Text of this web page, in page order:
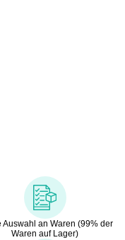
Auswahl an Waren (99% der
Waren auf Lager)